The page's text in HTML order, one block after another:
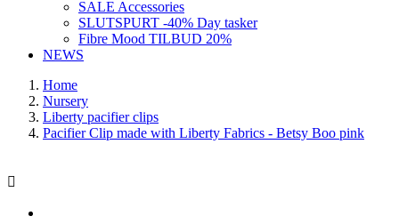
SALE Accessories
SLUTSPURT -40% Day tasker
Fibre Mood TILBUD 20%
NEWS
Home
Nursery
Liberty pacifier clips
Pacifier Clip made with Liberty Fabrics - Betsy Boo pink
